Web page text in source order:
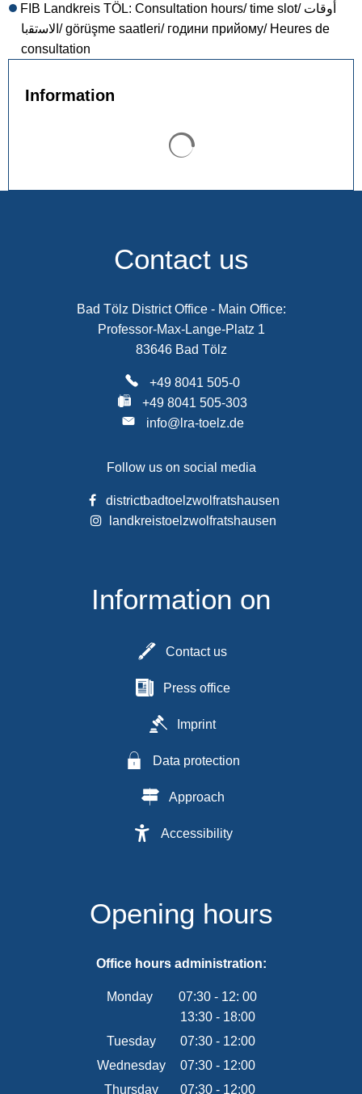
FIB Landkreis TÖL: Consultation hours/ time slot/ أوﻗﺎت
اﻻﺳﺗﻘﺑﺎ/ görüşme saatleri/ години прийому/ Heures de
consultation
Information
Contact us
Bad Tölz District Office - Main Office:
Professor-Max-Lange-Platz 1
83646 Bad Tölz
+49 8041 505-0
+49 8041 505-303
info@lra-toelz.de
Follow us on social media
districtbadtoelzwolfratshausen
landkreistoelzwolfratshausen
Information on
Contact us
Press office
Imprint
Data protection
Approach
Accessibility
Opening hours
Office hours administration:
Monday 07:30- 12: 00
From 07:30 to 12:00
13:30- 18:00
From 13:30 to 18:00
Tuesday 07:30- 12:00
From 07:30 to 12:00
Wednesday 07:30- 12:00
From 07:30 to 12:00
Thursday 07:30- 12:00